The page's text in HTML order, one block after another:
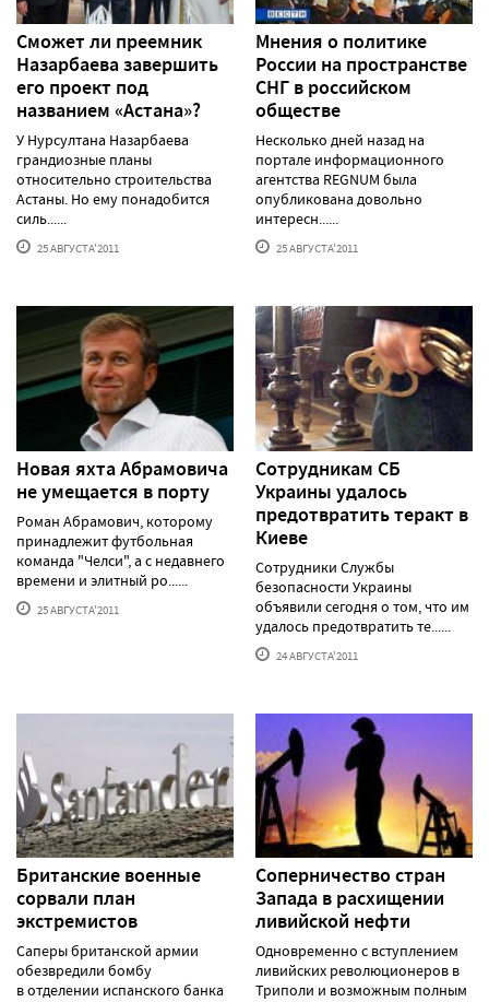
Сможет ли преемник
Назарбаева завершить
его проект под
названием «Астана»?
У Нурсултана Назарбаева
грандиозные планы
относительно строительства
Астаны. Но ему понадобится
силь......
25 АВГУСТА'2011
Мнения о политике
России на пространстве
СНГ в российском
обществе
Несколько дней назад на
портале информационного
агентства REGNUM была
опубликована довольно
интересн......
25 АВГУСТА'2011
Новая яхта Абрамовича
не умещается в порту
Роман Абрамович, которому
принадлежит футбольная
команда "Челси", а с недавнего
времени и элитный ро......
25 АВГУСТА'2011
Сотрудникам СБ
Украины удалось
предотвратить теракт в
Киеве
Сотрудники Службы
безопасности Украины
объявили сегодня о том, что им
удалось предотвратить те......
24 АВГУСТА'2011
Британские военные
сорвали план
экстремистов
Саперы британской армии
обезвредили бомбу
в отделении испанского банка
Соперничество стран
Запада в расхищении
ливийской нефти
Одновременно с вступлением
ливийских революционеров в
Триполи и возможным полным